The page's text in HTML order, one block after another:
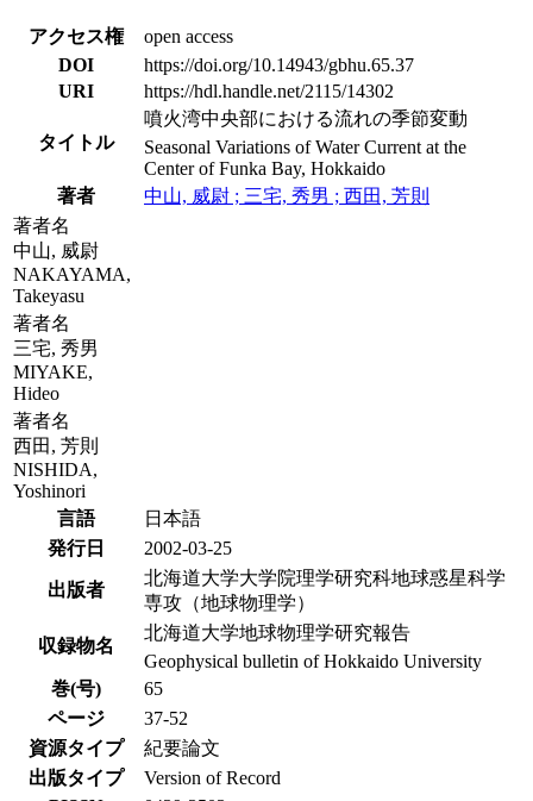
アクセス権
open access
DOI
https://doi.org/10.14943/gbhu.65.37
URI
https://hdl.handle.net/2115/14302
タイトル
噴火湾中央部における流れの季節変動
Seasonal Variations of Water Current at the
Center of Funka Bay, Hokkaido
著者
中山, 威尉 ; 三宅, 秀男 ; 西田, 芳則
著者名
中山, 威尉
NAKAYAMA,
Takeyasu
著者名
三宅, 秀男
MIYAKE,
Hideo
著者名
西田, 芳則
NISHIDA,
Yoshinori
言語
日本語
発行日
2002-03-25
出版者
北海道大学大学院理学研究科地球惑星科学
専攻（地球物理学）
収録物名
北海道大学地球物理学研究報告
Geophysical bulletin of Hokkaido University
巻(号)
65
ページ
37-52
資源タイプ
紀要論文
出版タイプ
Version of Record